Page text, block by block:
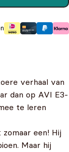
verhaal van
dan op AVI E3-
te leren
een! Hij
Maar hij